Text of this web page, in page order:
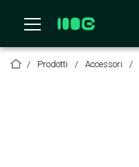
Prodotti Accessori